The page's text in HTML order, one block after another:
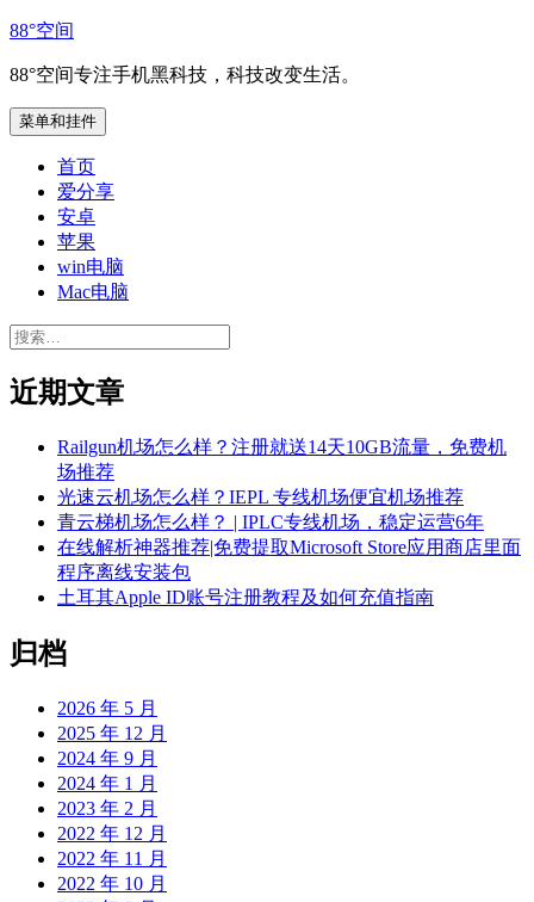
跳
内
容
88°空间
88°空间专注手机黑科技，科技改变生活。
菜单和挂件
首页
爱分享
安卓
苹果
win电脑
Mac电脑
搜
近期文章
Railgun机场怎么样？注册就送14天10GB流量，免费机
场推荐
光速云机场怎么样？IEPL 专线机场便宜机场推荐
青云梯机场怎么样？ | IPLC专线机场，稳定运营6年
在线解析神器推荐|免费提取Microsoft Store应用商店里面
程序离线安装包
土耳其Apple ID账号注册教程及如何充值指南
归档
2026 年 5 月
2025 年 12 月
2024 年 9 月
2024 年 1 月
2023 年 2 月
2022 年 12 月
2022 年 11 月
2022 年 10 月